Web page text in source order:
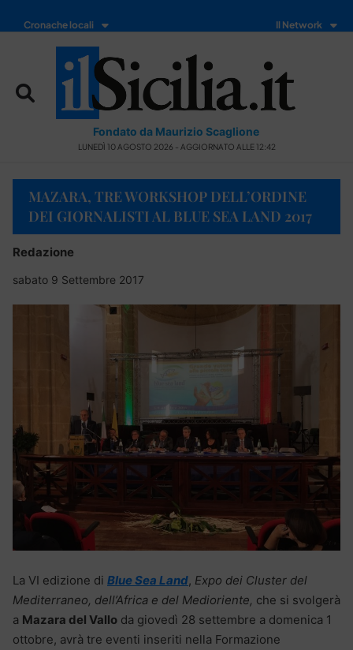
Cronache locali Il Network
Fondato da Maurizio Scaglione
LUNEDÌ 10 AGOSTO 2026 - AGGIORNATO ALLE 12:42
MAZARA, TRE WORKSHOP DELL’ORDINE
DEI GIORNALISTI AL BLUE SEA LAND 2017
Redazione
sabato 9 Settembre 2017
La VI edizione di Blue Sea Land, Expo dei Cluster del
Mediterraneo, dell’Africa e del Medioriente, che si svolgerà
a Mazara del Vallo da giovedì 28 settembre a domenica 1
ottobre, avrà tre eventi inseriti nella Formazione